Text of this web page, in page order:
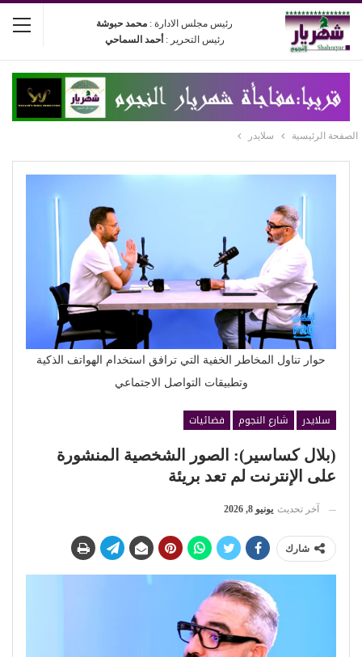
رئيس مجلس الادارة : محمد حبوشة
رئيس التحرير : أحمد السماحي
الصفحة الرئيسية سلايدر
حوار تناول المخاطر الخفية التي ترافق استخدام الهواتف الذكية
وتطبيقات التواصل الاجتماعي
سلايدر شارع النجوم
فضائيات
(بلال كساسير): الصور الشخصية المنشورة
على الإنترنت لم تعد بريئة
آخر تحديث يونيو 8, 2026
شارك